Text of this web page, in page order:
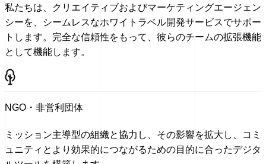
私たちは、クリエイティブおよびマーケティングエージェン
シーを、シームレスなホワイトラベル開発サービスでサポー
トします。完全な信頼性をもって、彼らのチームの拡張機能
として機能します。
NGO・非営利団体
ミッション主導型の組織と協力し、その影響を拡大し、コミ
ュニティとより効果的につながるための目的に合ったデジタ